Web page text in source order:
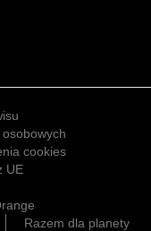
cookies
UE
Razem dla planety